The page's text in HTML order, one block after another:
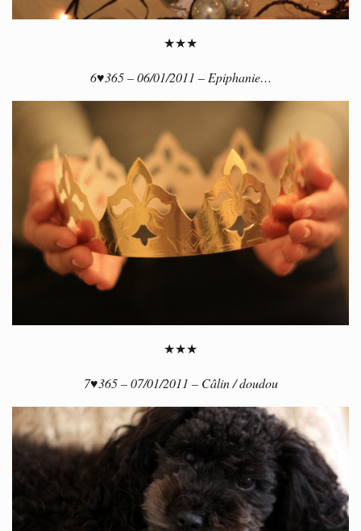
★★★
6♥365 – 06/01/2011 – Epiphanie…
★★★
7♥365 – 07/01/2011 – Câlin / doudou